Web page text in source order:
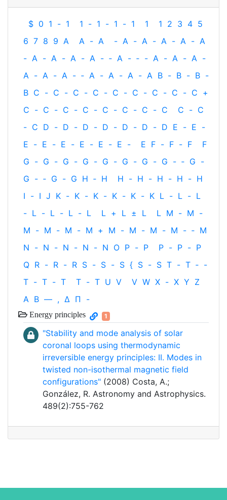
$ 0 1 - 1 1 - 1 - 1 - 1 1 1 2 3 4 5
6 7 8 9 A A - A - A - A - A - A - A
- A - A - A - A - ‐ A - ‐ - A - A - A -
A - A - A - ‐ A - A - A - A B - B - B -
B C - C - C - C - C - C - C - C - C +
C - C - C - C - C - C - C - C C - C
- C D - D - D - D - D - D - D E - E -
E - E - E - E - E - E - E F - F - F
F
G - G - G - G - G - G - G - G - ‐ G -
G - ‐ G - G H ‐ H H - H - H - H - H
I - I J K - K - K - K - K - K L - L - L
- L - L - L - L L + L ± L L M - M -
M - M - M - M + M - M - M - M - ‐ M
N - N - N - N - N O P - P P - P - P
Q R - R - R S - S - S { S - S T - T ‐ -
T - T - T T - T U V V W X - X Y Z
Α Β — , Δ Π -
Energy principles 1
"Stability and mode analysis of solar
coronal loops using thermodynamic
irreversible energy principles: II. Modes in
twisted non-isothermal magnetic field
configurations" (2008) Costa, A.;
González, R. Astronomy and Astrophysics.
489(2):755-762